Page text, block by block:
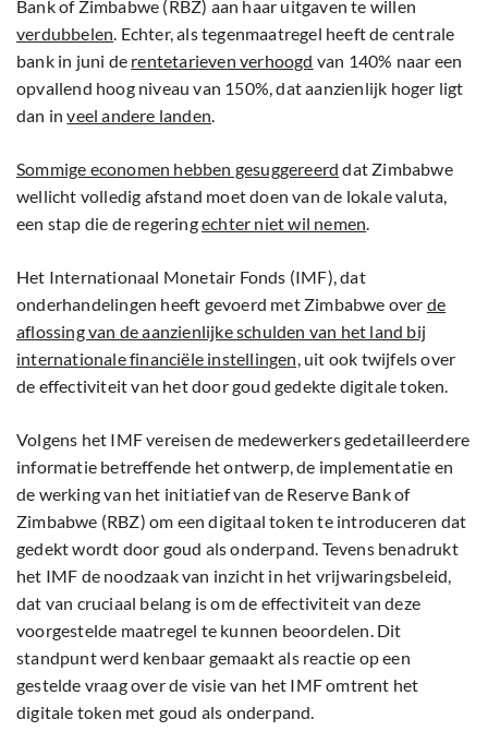
Bank of Zimbabwe (RBZ) aan haar uitgaven te willen
verdubbelen. Echter, als tegenmaatregel heeft de centrale
bank in juni de rentetarieven verhoogd van 140% naar een
opvallend hoog niveau van 150%, dat aanzienlijk hoger ligt
dan inveel andere landen.
Sommige economen hebben gesuggereerd dat Zimbabwe
wellicht volledig afstand moet doen van de lokale valuta,
een stap die de regeringechter niet wil nemen.
Het Internationaal Monetair Fonds (IMF), dat
onderhandelingen heeft gevoerd met Zimbabwe over de
aflossing van de aanzienlijke schulden van het land bij
internationale financiële instellingen,uit ook twijfels over
de effectiviteit van het door goud gedekte digitale token.
Volgens het IMF vereisen de medewerkers gedetailleerdere
informatie betreffende het ontwerp, de implementatie en
de werking van het initiatief van de Reserve Bank of
Zimbabwe (RBZ) om een digitaal token te introduceren dat
gedekt wordt door goud als onderpand. Tevens benadrukt
het IMF de noodzaak van inzicht in het vrijwaringsbeleid,
dat van cruciaal belang is om de effectiviteit van deze
voorgestelde maatregel te kunnen beoordelen. Dit
standpunt werd kenbaar gemaakt als reactie op een
gestelde vraag over de visie van het IMF omtrent het
digitale token met goud als onderpand.